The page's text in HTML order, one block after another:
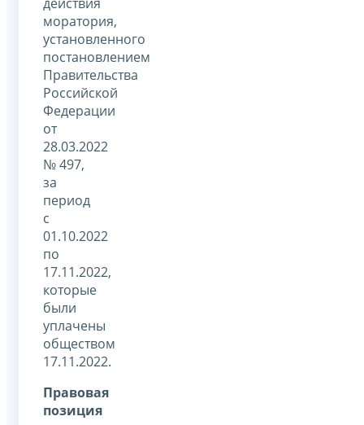
моратория,
установленного
постановлением
Правительства
Российской
Федерации
от
28.03.2022
№ 497,
за
период
с
01.10.2022
по
17.11.2022,
которые
были
уплачены
обществом
17.11.2022.
Правовая
позиция